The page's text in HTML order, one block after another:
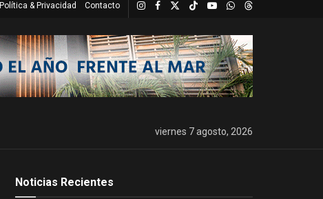
Política & Privacidad Contacto
viernes 7 agosto, 2026
Noticias Recientes